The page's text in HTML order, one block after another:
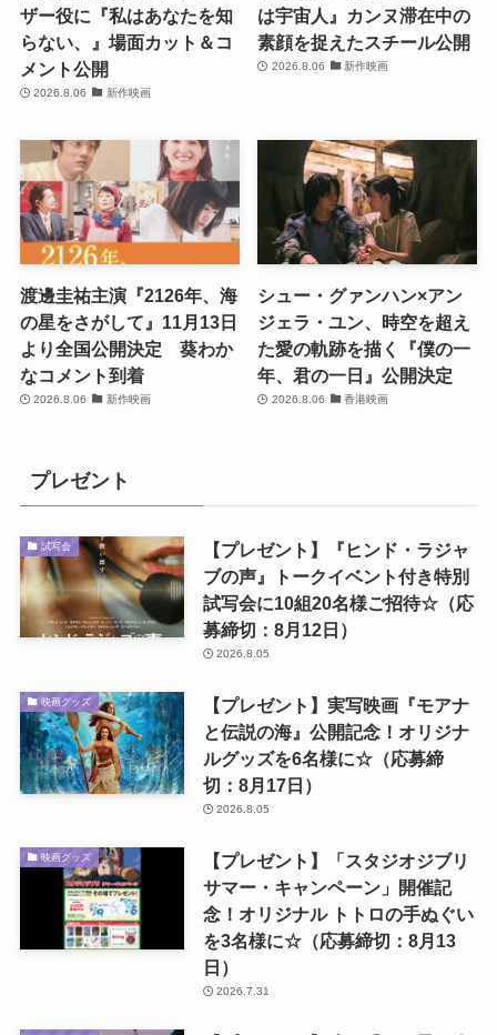
ザー役に『私はあなたを知
らない、』場面カット＆コ
メント公開
2026.8.06 新作映画
は宇宙人』カンヌ滞在中の
素顔を捉えたスチール公開
2026.8.06 新作映画
渡邊圭祐主演『2126年、海
の星をさがして』11月13日
より全国公開決定 葵わか
なコメント到着
2026.8.06 新作映画
シュー・グァンハン×アン
ジェラ・ユン、時空を超え
た愛の軌跡を描く『僕の一
年、君の一日』公開決定
2026.8.06 香港映画
プレゼント
試写会
【プレゼント】『ヒンド・ラジャ
ブの声』トークイベント付き特別
試写会に10組20名様ご招待☆（応
募締切：8月12日）
2026.8.05
映画グッズ
【プレゼント】実写映画『モアナ
と伝説の海』公開記念！オリジナ
ルグッズを6名様に☆（応募締
切：8月17日）
2026.8.05
映画グッズ
【プレゼント】「スタジオジブリ
サマー・キャンペーン」開催記
念！オリジナル トトロの手ぬぐい
を3名様に☆（応募締切：8月13
日）
2026.7.31